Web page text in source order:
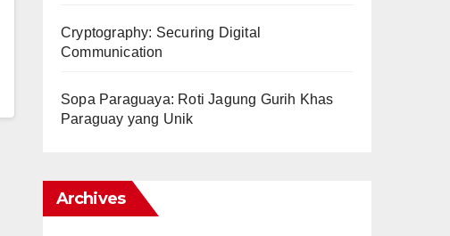
Cryptography: Securing Digital
Communication
Sopa Paraguaya: Roti Jagung Gurih Khas
Paraguay yang Unik
Archives